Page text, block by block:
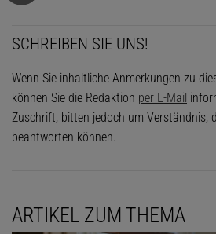
SCHREIBEN SIE UNS!
Wenn Sie inhaltliche Anmerkungen zu
können Sie die Redaktion per E-Mail
Zuschrift, bitten jedoch um Verständnis,
beantworten können.
ARTIKEL ZUM THEMA